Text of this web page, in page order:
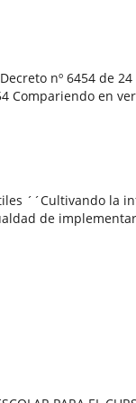
nº 6454 de
en
´´Cultivando la
de